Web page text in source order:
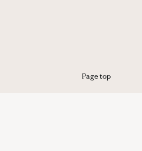
Page top